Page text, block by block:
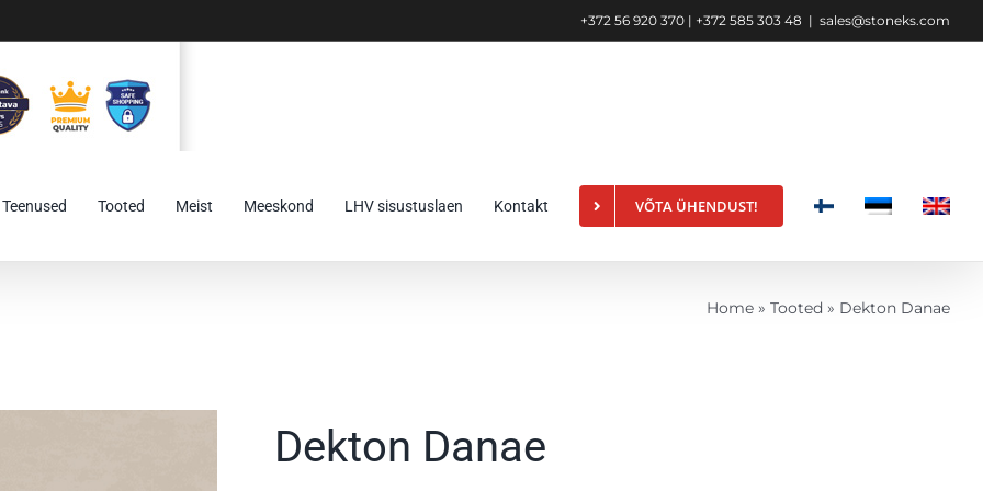
+372 56 920 370 | +372 585 303 48 | sales@stoneks.com
Teenused Tooted Meist Meeskond LHV sisustuslaen Kontakt VÕTA ÜHENDUST!
Home »Tooted » Dekton Danae
Dekton Danae